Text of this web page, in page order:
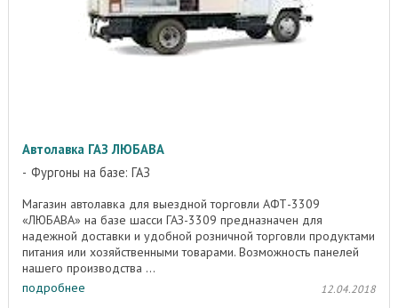
Автолавка ГАЗ ЛЮБАВА
Фургоны на базе: ГАЗ
Магазин автолавка для выездной торговли АФТ-3309
«ЛЮБАВА» на базе шасси ГАЗ-3309 предназначен для
надежной доставки и удобной розничной торговли продуктами
питания или хозяйственными товарами. Возможность панелей
нашего производства ...
подробнее
12.04.2018